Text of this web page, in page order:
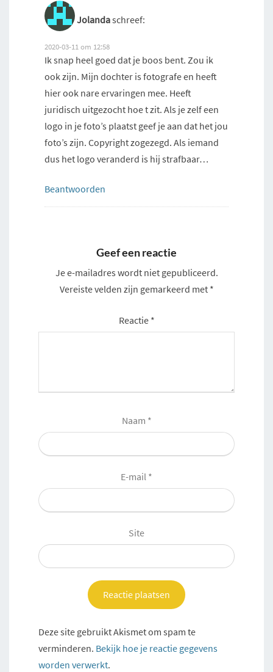
Jolandaschreef:
2020-03-11 om 12:58
Ik snap heel goed dat je boos bent. Zou ik
ook zijn. Mijn dochter is fotografe en heeft
hier ook nare ervaringen mee. Heeft
juridisch uitgezocht hoe t zit. Als je zelf een
logo in je foto’s plaatst geef je aan dat het jou
foto’s zijn. Copyright zogezegd. Als iemand
dus het logo veranderd is hij strafbaar…
Beantwoorden
Geef een reactie
Je e-mailadres wordt niet gepubliceerd.
Vereiste velden zijn gemarkeerd met *
Reactie *
Naam *
E-mail *
Site
Deze site gebruikt Akismet om spam te
verminderen. Bekijk hoe je reactie gegevens
worden verwerkt.